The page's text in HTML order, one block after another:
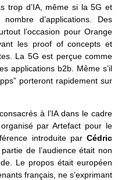
trop d’IA, même si la 5G et
d’applications. Des
l’occasion pour Orange
les proof of concepts et
La 5G est perçue comme
applications b2b. Même s’il
porteront rapidement sur
à l’IA dans le cadre
organisé par Artefact pour le
introduite par Cédric
de l’audience était non
Le propos était européen
français, ne s’exprimant